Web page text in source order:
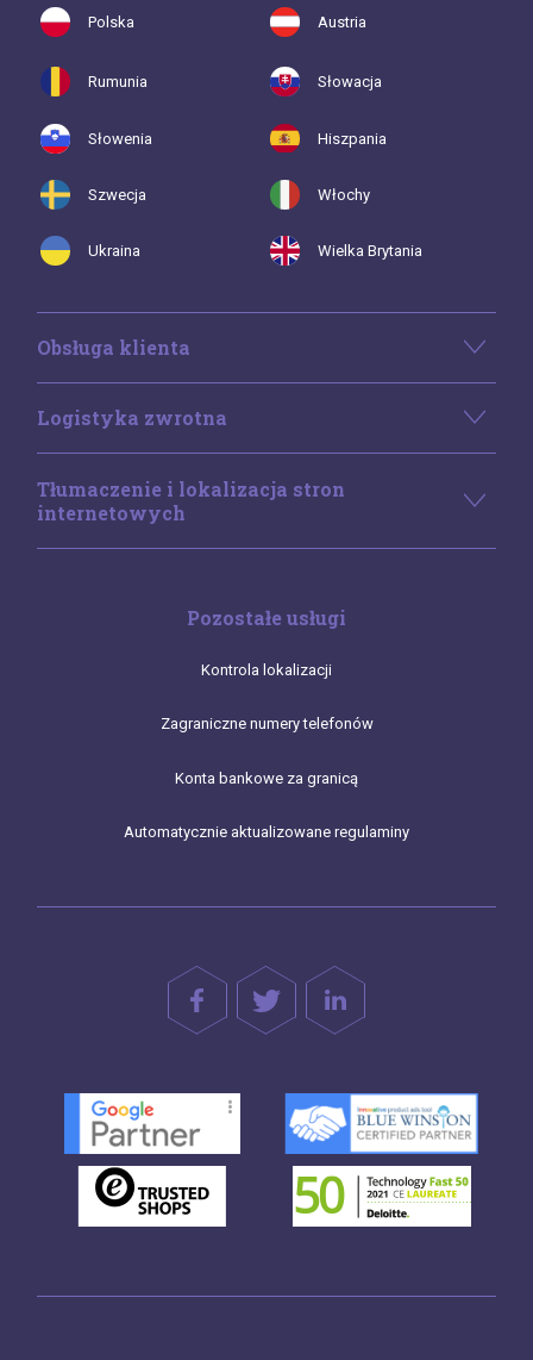
Polska Austria
Rumunia Słowacja
Słowenia Hiszpania
Szwecja Włochy
Ukraina Wielka Brytania
Obsługa klienta
Logistyka zwrotna
Tłumaczenie i lokalizacja stron
internetowych
Pozostałe usługi
Kontrola lokalizacji
Zagraniczne numery telefonów
Konta bankowe za granicą
Automatycznie aktualizowane regulaminy